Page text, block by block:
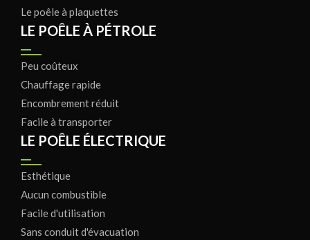
Le poêle à plaquettes
LE POÊLE À PÉTROLE
Peu coûteux
Chauffage rapide
Encombrement réduit
Facile à transporter
LE POÊLE ÉLECTRIQUE
Esthétique
Aucun combustible
Facile d'utilisation
Sans conduit d'évacuation